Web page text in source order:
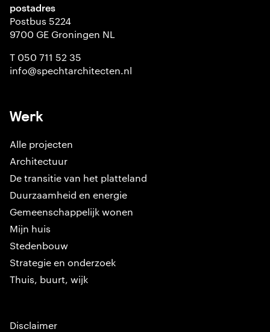
postadres
Postbus 5224
9700 GE Groningen NL
T 050 711 52 35
info@spechtarchitecten.nl
Werk
Alle projecten
Architectuur
De transitie van het platteland
Duurzaamheid en energie
Gemeenschappelijk wonen
Mijn huis
Stedenbouw
Strategie en onderzoek
Thuis, buurt, wijk
Disclaimer